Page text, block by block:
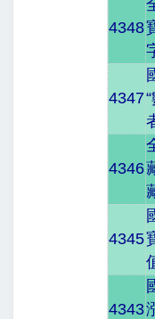
4348
4347
4346
4345
4343